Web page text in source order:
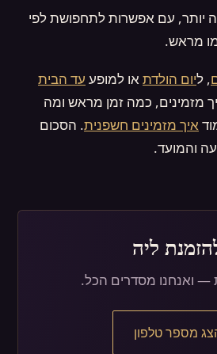
יותר, עם אפשרות לתחפושת לפי
מראש.
, ליום הולדת או למופע עד הבית
מזמינים, כמה זמן מראש ומה
איך מזמינים חשפנית. הסכום
והמועד.
ליה
ואנחנו מסדרים הכל.
מספר טלפון